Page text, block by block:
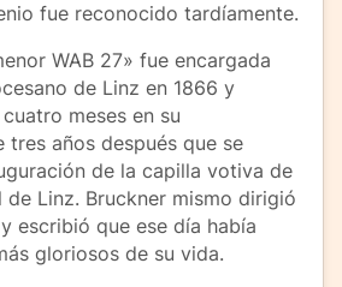
fue reconocido tardíamente.
WAB 27» fue encargada
de Linz en 1866 y
meses en su
tres años después que se
de la capilla votiva de
de Linz. Bruckner mismo dirigió
escribió que ese día había
gloriosos de su vida.